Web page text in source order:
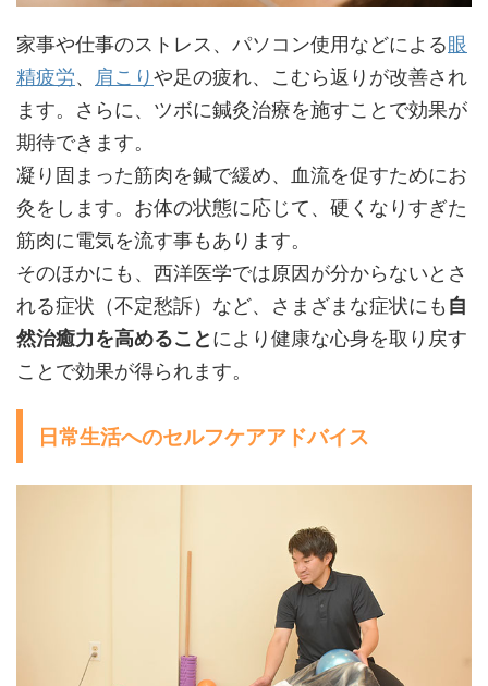
家事や仕事のストレス、パソコン使用などによる眼
精疲労、 肩こりや足の疲れ、こむら返りが改善され
ます。さらに、ツボに鍼灸治療を施すことで効果が
期待できます。
凝り固まった筋肉を鍼で緩め、血流を促すためにお
灸をします。お体の状態に応じて、硬くなりすぎた
筋肉に電気を流す事もあります。
そのほかにも、西洋医学では原因が分からないとさ
れる症状（不定愁訴）など、さまざまな症状にも 自
然治癒力を高めることにより健康な心身を取り戻す
ことで効果が得られます。
日常生活へのセルフケアアドバイス